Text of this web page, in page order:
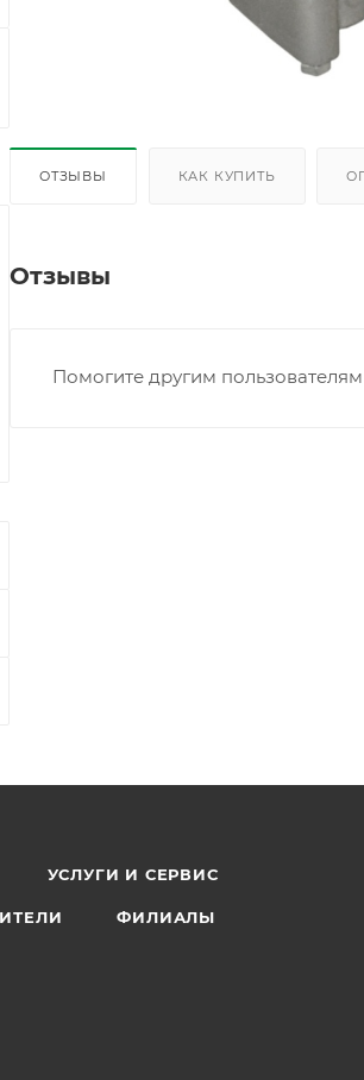
ОТЗЫВЫ КАК КУПИТЬ
Отзывы
Помогите другим
УСЛУГИ И СЕРВИС
ФИЛИАЛЫ